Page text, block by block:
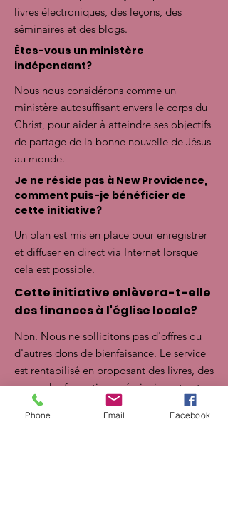
livres électroniques, des leçons, des
séminaires et des blogs.
Êtes-vous un ministère
indépendant?
Nous nous considérons comme un
ministère autosuffisant envers le corps du
Christ, pour aider à atteindre ses objectifs
de partage de la bonne nouvelle de Jésus
au monde.
Je ne réside pas à New Providence,
comment puis-je bénéficier de
cette initiative?
Un plan est mis en place pour enregistrer
et diffuser en direct via Internet lorsque
cela est possible.
Cette initiative enlèvera-t-elle
des finances à l'église locale?
Non. Nous ne sollicitons pas d'offres ou
d'autres dons de bienfaisance. Le service
est rentabilisé en proposant des livres, des
cours, des formations. séminaires et autres
documents susceptibles d'intéresser un
individu ou une organisation.
Phone Email Facebook